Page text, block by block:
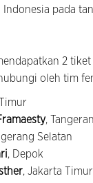
pada
2 tiket
oleh tim
,
Selatan
, Depok
, Jakarta Timur